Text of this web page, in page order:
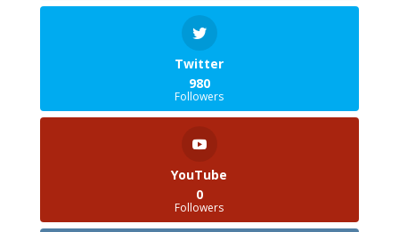
Twitter
980
Followers
YouTube
0
Followers